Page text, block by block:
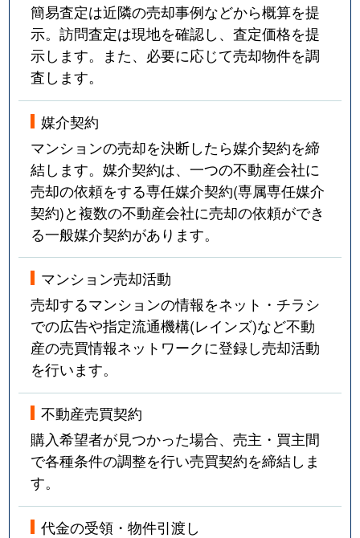
簡易査定は近隣の売却事例などから概算を提
示。訪問査定は現地を確認し、査定価格を提
示します。また、必要に応じて売却物件を調
査します。
媒介契約
マンションの売却を決断したら媒介契約を締
結します。媒介契約は、一つの不動産会社に
売却の依頼をする専任媒介契約(専属専任媒介
契約)と複数の不動産会社に売却の依頼ができ
る一般媒介契約があります。
マンション売却活動
売却するマンションの情報をネット・チラシ
での広告や指定流通機構(レインズ)など不動
産の売買情報ネットワークに登録し売却活動
を行います。
不動産売買契約
購入希望者が見つかった場合、売主・買主間
で各種条件の調整を行い売買契約を締結しま
す。
代金の受領・物件引渡し